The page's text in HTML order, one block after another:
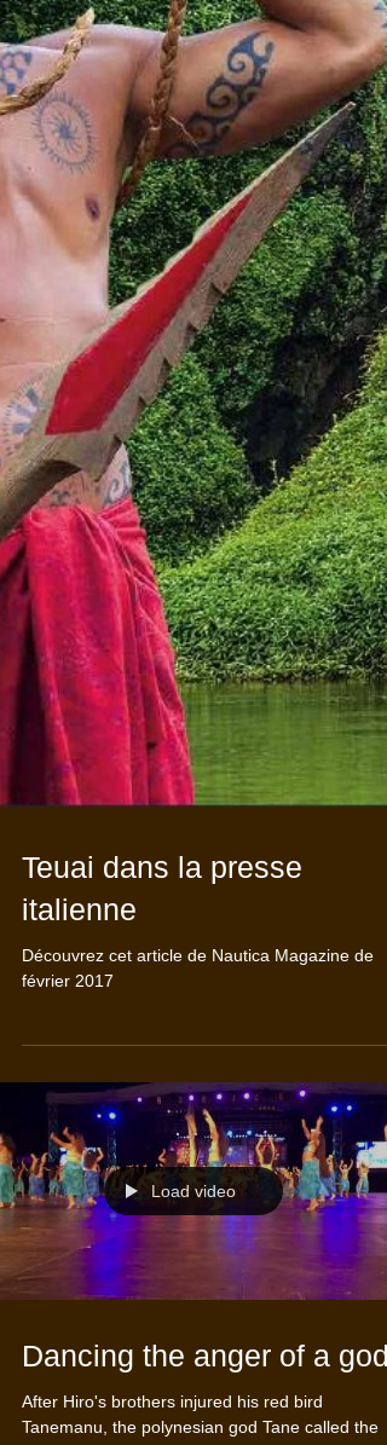
Teuai dans la presse
italienne
Load video
Dancing the anger of a god